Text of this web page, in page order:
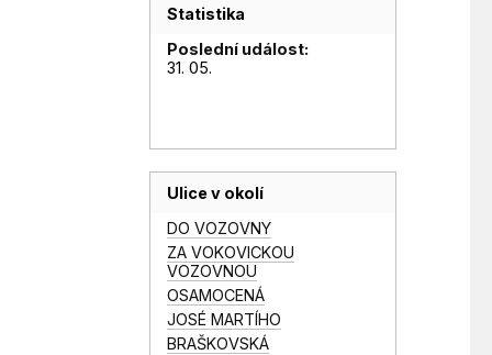
Statistika
Poslední událost:
31. 05.
Ulice v okolí
DO VOZOVNY
ZA VOKOVICKOU
VOZOVNOU
OSAMOCENÁ
JOSÉ MARTÍHO
BRAŠKOVSKÁ